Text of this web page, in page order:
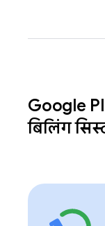
Google
बिलिंग